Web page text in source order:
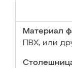
Материал
ПВХ, или